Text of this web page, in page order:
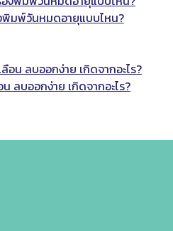
งพิมพ์วันหมดอายุแบบไหน?
ลบออกง่าย เกิดจากอะไร?